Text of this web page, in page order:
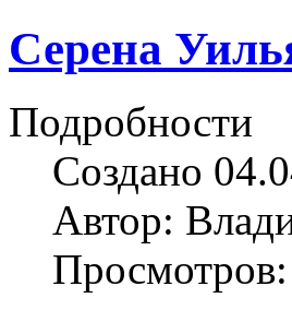
Серена
Подробности
Создано
Автор: